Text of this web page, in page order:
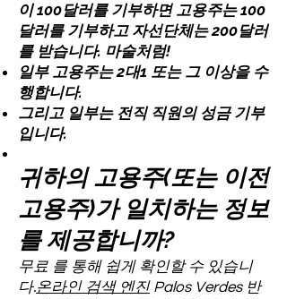
이 100달러를 기부하면 고용주는 100
달러를 기부하고 자선단체는 200달러
를 받습니다. 마술처럼!
일부 고용주는 2대1 또는 그 이상을 수
행합니다.
그리고 일부는 전직 직원의 성금 기부
입니다.
귀하의 고용주(또는 이전
고용주)가 일치하는 정보
를 제공합니까?
무료 를 통해 쉽게 확인할 수 있습니
다.온라인 검색 엔진Palos Verdes 반